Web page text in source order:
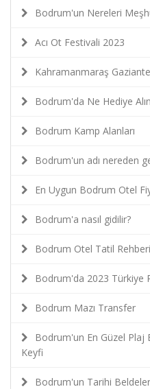
Bodrum'un Nereleri
Acı Ot Festivali 2023
Kahramanmaraş
Bodrum'da Ne Hediye
Bodrum Kamp Alanları
Bodrum'un adı nereden
En Uygun Bodrum Otel
Bodrum'a nasıl gidilir?
Bodrum Otel Tatil Rehberi
Bodrum'da 2023 Türkiye
Bodrum Mazı Transfer
Bodrum'un En Güzel Plaj
Keyfi
Bodrum'un Tarihi